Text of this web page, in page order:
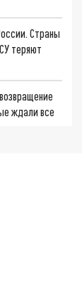
Страны
теряют
ждали все